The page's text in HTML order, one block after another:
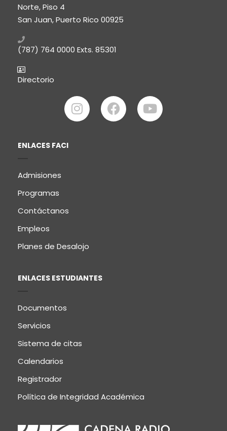
Norte, Piso 4
San Juan, Puerto Rico 00925
(787) 764 0000 Exts. 85301
Directorio
ENLACES FACI
Admisiones
Programas
Contáctanos
Empleos
Planes de Desalojo
ENLACES ESTUDIANTES
Documentos
Servicios
Sistema de citas
Calendarios
Registrador
Política de Integridad Académica